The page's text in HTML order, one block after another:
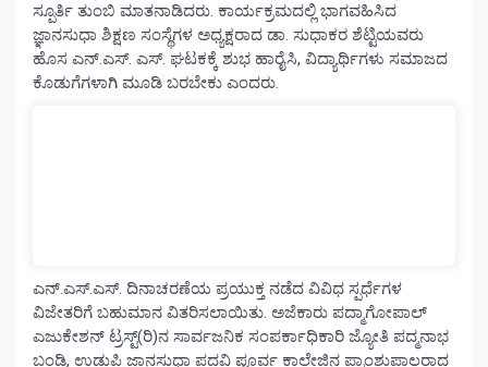
ಸ್ಪೂರ್ತಿ ತುಂಬಿ ಮಾತನಾಡಿದರು. ಕಾರ್ಯಕ್ರಮದಲ್ಲಿ ಭಾಗವಹಿಸಿದ
ಜ್ಞಾನಸುಧಾ ಶಿಕ್ಷಣ ಸಂಸ್ಥೆಗಳ ಅಧ್ಯಕ್ಷರಾದ ಡಾ. ಸುಧಾಕರ ಶೆಟ್ಟಿಯವರು
ಹೊಸ ಎನ್.ಎಸ್. ಎಸ್. ಘಟಕಕ್ಕೆ ಶುಭ ಹಾರೈಸಿ, ವಿದ್ಯಾರ್ಥಿಗಳು ಸಮಾಜದ
ಕೊಡುಗೆಗಳಾಗಿ ಮೂಡಿ ಬರಬೇಕು ಎಂದರು.
ಎನ್.ಎಸ್.ಎಸ್. ದಿನಾಚರಣೆಯ ಪ್ರಯುಕ್ತ ನಡೆದ ವಿವಿಧ ಸ್ಪರ್ಧೆಗಳ
ವಿಜೇತರಿಗೆ ಬಹುಮಾನ ವಿತರಿಸಲಾಯಿತು. ಅಜೆಕಾರು ಪದ್ಮಾಗೋಪಾಲ್
ಎಜುಕೇಶನ್ ಟ್ರಸ್ಟ್(ರಿ)ನ ಸಾರ್ವಜನಿಕ ಸಂಪರ್ಕಾಧಿಕಾರಿ ಜ್ಯೋತಿ ಪದ್ಮನಾಭ
ಬಂಡಿ, ಉಡುಪಿ ಜ್ಞಾನಸುಧಾ ಪದವಿ ಪೂರ್ವ ಕಾಲೇಜಿನ ಪ್ರಾಂಶುಪಾಲರಾದ